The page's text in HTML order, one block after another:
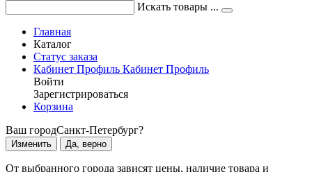
Искать товары ...
Главная
Каталог
Статус заказа
Кабинет Профиль Кабинет Профиль
Войти
Зарегистрироваться
Корзина
Ваш городСанкт-Петербург?
Изменить Да, верно
От выбранного города зависят цены, наличие товара и